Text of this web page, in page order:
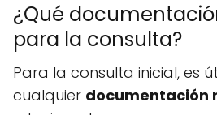
¿Qué
para la consulta?
Para la consulta inicial, es
cualquier documentación